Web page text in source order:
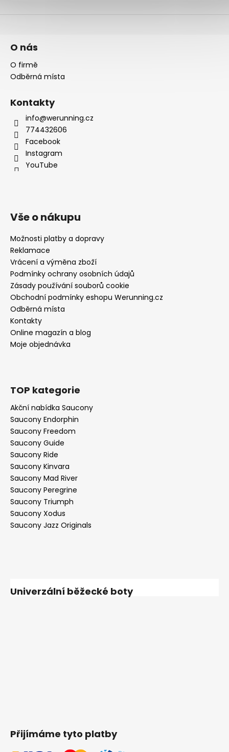
O nás
O firmě
Odběrná místa
Kontakty
info@werunning.cz
774432606
Facebook
Instagram
YouTube
Vše o nákupu
Možnosti platby a dopravy
Reklamace
Vrácení a výměna zboží
Podmínky ochrany osobních údajů
Zásady používání souborů cookie
Obchodní podmínky eshopu Werunning.cz
Odběrná místa
Kontakty
Online magazín a blog
Moje objednávka
TOP kategorie
Akční nabídka Saucony
Saucony Endorphin
Saucony Freedom
Saucony Guide
Saucony Ride
Saucony Kinvara
Saucony Mad River
Saucony Peregrine
Saucony Triumph
Saucony Xodus
Saucony Jazz Originals
Univerzální běžecké boty
Přijímáme tyto platby